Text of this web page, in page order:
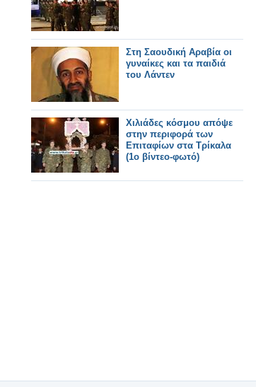
Στη Σαουδική Αραβία οι
γυναίκες και τα παιδιά
του Λάντεν
Χιλιάδες κόσμου απόψε
στην περιφορά των
Επιταφίων στα Τρίκαλα
(1ο βίντεο-φωτό)